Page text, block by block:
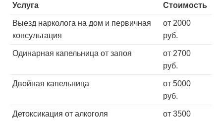
Услуга Стоимость
Выезд нарколога на дом и первичная
консультация
от 2000
руб.
Одинарная капельница от запоя
от 2700
руб.
Двойная капельница
от 5000
руб.
Детоксикация от алкоголя
от 3500